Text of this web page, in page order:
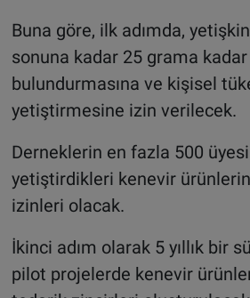
Buna göre, ilk adımda,
sonuna kadar 25 grama
bulundurmasına ve kişisel
yetiştirmesine izin verilecek.
Derneklerin en fazla 500
yetiştirdikleri kenevir
izinleri olacak.
İkinci adım olarak 5 yıllık bir
pilot projelerde kenevir